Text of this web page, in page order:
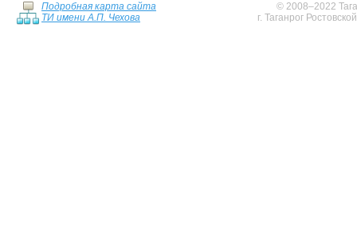
Подробная карта сайта
ТИ имени А.П. Чехова
© 2008–2022
г. Таганрог